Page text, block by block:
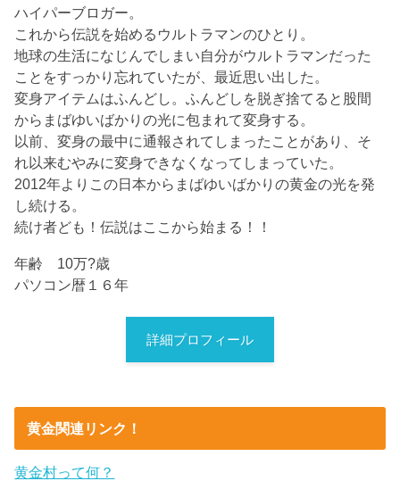
ハイパーブロガー。
これから伝説を始めるウルトラマンのひとり。
地球の生活になじんでしまい自分がウルトラマンだった
ことをすっかり忘れていたが、最近思い出した。
変身アイテムはふんどし。ふんどしを脱ぎ捨てると股間
からまばゆいばかりの光に包まれて変身する。
以前、変身の最中に通報されてしまったことがあり、そ
れ以来むやみに変身できなくなってしまっていた。
2012年よりこの日本からまばゆいばかりの黄金の光を発
し続ける。
続け者ども！伝説はここから始まる！！
年齢 10万?歳
パソコン暦１６年
詳細プロフィール
黄金関連リンク！
黄金村って何？